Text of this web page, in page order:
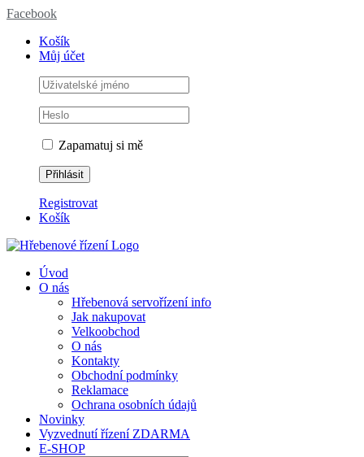
Facebook
Košík
Můj účet
Zapamatuj si mě
Registrovat
Košík
Úvod
O nás
Hřebenová servořízení info
Jak nakupovat
Velkoobchod
O nás
Kontakty
Obchodní podmínky
Reklamace
Ochrana osobních údajů
Novinky
Vyzvednutí řízení ZDARMA
E-SHOP